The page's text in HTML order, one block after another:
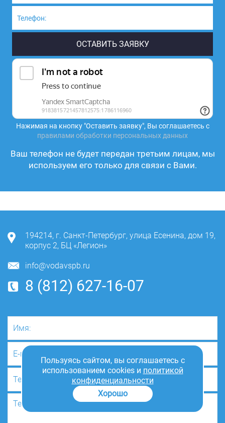
Нажимая на кнопку "Оставить заявку", Вы соглашаетесь с
правилами обработки персональных данных
Ваш телефон не будет передан третьим лицам, мы
используем его только для связи с Вами.
194214, г. Санкт-Петербург, улица Есенина, дом 19,
корпус 2, БЦ «Легион»
info@vodavspb.ru
8 (812) 627-16-07
Пользуясь сайтом, вы соглашаетесь с
использованием cookies и политикой
конфиденциальности
Хорошо